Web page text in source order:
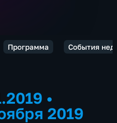
Программа События
•
2019